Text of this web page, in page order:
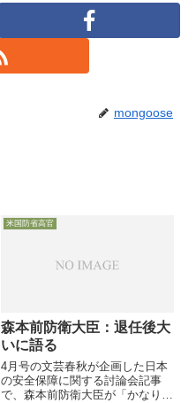
mongoose
米国防省高官
森本前防衛大臣：退任後大
いに語る
4月号の文芸春秋が企画した日本
の安全保障に関する討論会記事
で、森本前防衛大臣が「かなり」